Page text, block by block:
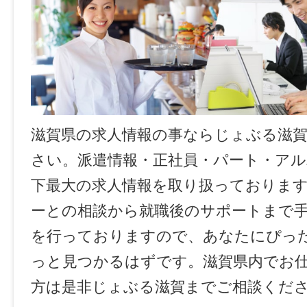
滋賀県の求人情報の事ならじょぶる滋
さい。派遣情報・正社員・パート・ア
下最大の求人情報を取り扱っておりま
ーとの相談から就職後のサポートまで
を行っておりますので、あなたにぴっ
っと見つかるはずです。滋賀県内でお
方は是非じょぶる滋賀までご相談くだ